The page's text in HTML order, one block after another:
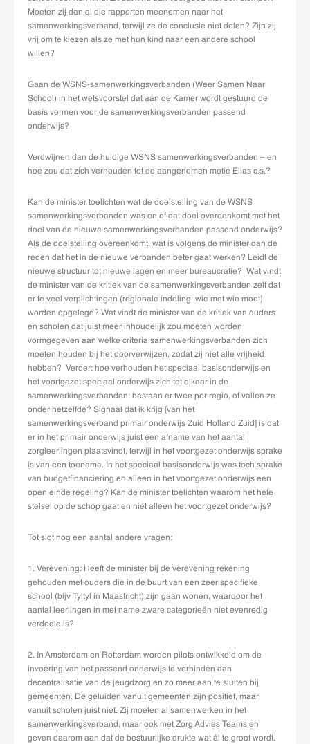
Moeten zij dan al die rapporten meenemen naar het
samenwerkingsverband, terwijl ze de conclusie niet delen? Zijn zij
vrij om te kiezen als ze met hun kind naar een andere school
willen?
Gaan de WSNS-samenwerkingsverbanden (Weer Samen Naar
School) in het wetsvoorstel dat aan de Kamer wordt gestuurd de
basis vormen voor de samenwerkingsverbanden passend
onderwijs?
Verdwijnen dan de huidige WSNS samenwerkingsverbanden – en
hoe zou dat zich verhouden tot de aangenomen motie Elias c.s.?
Kan de minister toelichten wat de doelstelling van de WSNS
samenwerkingsverbanden was en of dat doel overeenkomt met het
doel van de nieuwe samenwerkingsverbanden passend onderwijs?
Als de doelstelling overeenkomt, wat is volgens de minister dan de
reden dat het in de nieuwe verbanden beter gaat werken? Leidt de
nieuwe structuur tot nieuwe lagen en meer bureaucratie? Wat vindt
de minister van de kritiek van de samenwerkingsverbanden zelf dat
er te veel verplichtingen (regionale indeling, wie met wie moet)
worden opgelegd? Wat vindt de minister van de kritiek van ouders
en scholen dat juist meer inhoudelijk zou moeten worden
vormgegeven aan welke criteria samenwerkingsverbanden zich
moeten houden bij het doorverwijzen, zodat zij niet alle vrijheid
hebben? Verder: hoe verhouden het speciaal basisonderwijs en
het voortgezet speciaal onderwijs zich tot elkaar in de
samenwerkingsverbanden: bestaan er twee per regio, of vallen ze
onder hetzelfde? Signaal dat ik krijg [van het
samenwerkingsverband primair onderwijs Zuid Holland Zuid] is dat
er in het primair onderwijs juist een afname van het aantal
zorgleerlingen plaatsvindt, terwijl in het voortgezet onderwijs sprake
is van een toename. In het speciaal basisonderwijs was toch sprake
van budgetfinanciering en alleen in het voortgezet onderwijs een
open einde regeling? Kan de minister toelichten waarom het hele
stelsel op de schop gaat en niet alleen het voortgezet onderwijs?
Tot slot nog een aantal andere vragen:
1. Verevening: Heeft de minister bij de verevening rekening
gehouden met ouders die in de buurt van een zeer specifieke
school (bijv Tyltyl in Maastricht) zijn gaan wonen, waardoor het
aantal leerlingen in met name zware categorieën niet evenredig
verdeeld is?
2. In Amsterdam en Rotterdam worden pilots ontwikkeld om de
invoering van het passend onderwijs te verbinden aan
decentralisatie van de jeugdzorg en zo meer aan te sluiten bij
gemeenten. De geluiden vanuit gemeenten zijn positief, maar
vanuit scholen juist niet. Zij moeten al samenwerken in het
samenwerkingsverband, maar ook met Zorg Advies Teams en
geven daarom aan dat de bestuurlijke drukte wat ál te groot wordt.